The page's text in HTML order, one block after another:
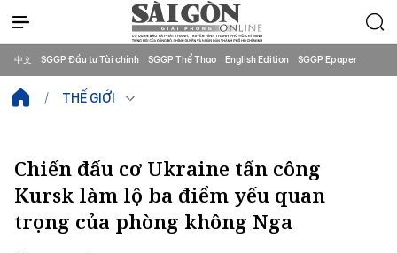
中文 SGGP Đầu tư Tài chính SGGP Thể Thao English Edition SGGP Epaper
THẾ GIỚI
Chiến đấu cơ Ukraine tấn công
Kursk làm lộ ba điểm yếu quan
trọng của phòng không Nga